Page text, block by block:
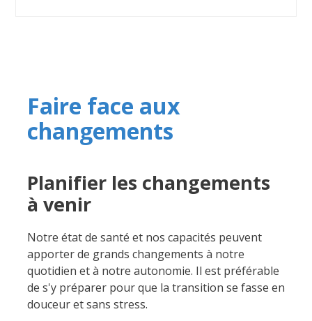
Faire face aux
changements
Planifier les changements
à venir
Notre état de santé et nos capacités peuvent
apporter de grands changements à notre
quotidien et à notre autonomie. Il est préférable
de s'y préparer pour que la transition se fasse en
douceur et sans stress.